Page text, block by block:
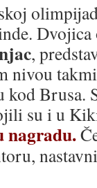
,
nivou
kod Brusa.
su i u
nagradu.